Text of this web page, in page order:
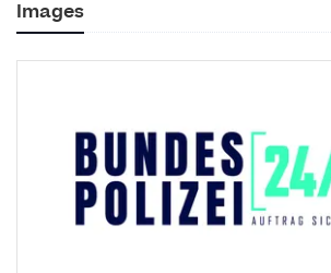
Images